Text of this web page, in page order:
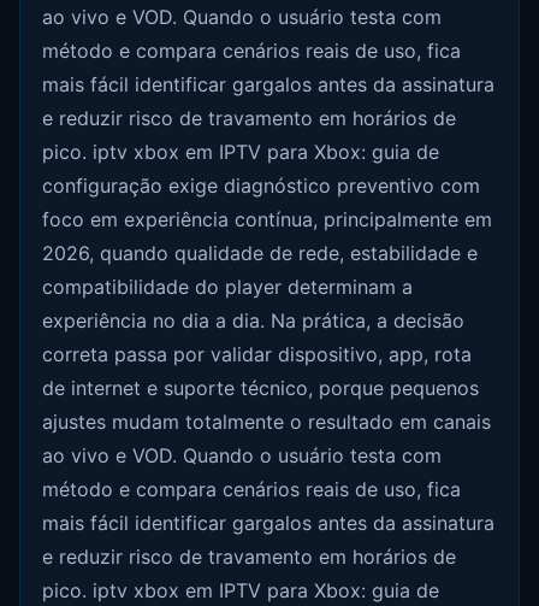
ao vivo e VOD. Quando o usuário testa com
método e compara cenários reais de uso, fica
mais fácil identificar gargalos antes da assinatura
e reduzir risco de travamento em horários de
pico. iptv xbox em IPTV para Xbox: guia de
configuração exige diagnóstico preventivo com
foco em experiência contínua, principalmente em
2026, quando qualidade de rede, estabilidade e
compatibilidade do player determinam a
experiência no dia a dia. Na prática, a decisão
correta passa por validar dispositivo, app, rota
de internet e suporte técnico, porque pequenos
ajustes mudam totalmente o resultado em canais
ao vivo e VOD. Quando o usuário testa com
método e compara cenários reais de uso, fica
mais fácil identificar gargalos antes da assinatura
e reduzir risco de travamento em horários de
pico. iptv xbox em IPTV para Xbox: guia de